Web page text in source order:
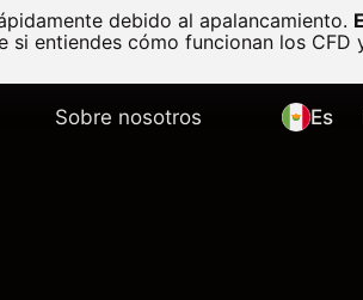
debido al apalancamiento.
si entiendes cómo funcionan los
Sobre nosotros Es